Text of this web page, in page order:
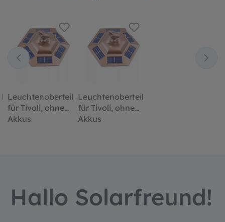
Leuchtenoberteil
für Tivoli, ohne
Akkus
Leuchtenoberteil
für Tivoli, ohne
Akkus
Hallo Solarfreund!